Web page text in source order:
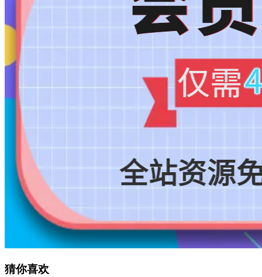
猜你喜欢